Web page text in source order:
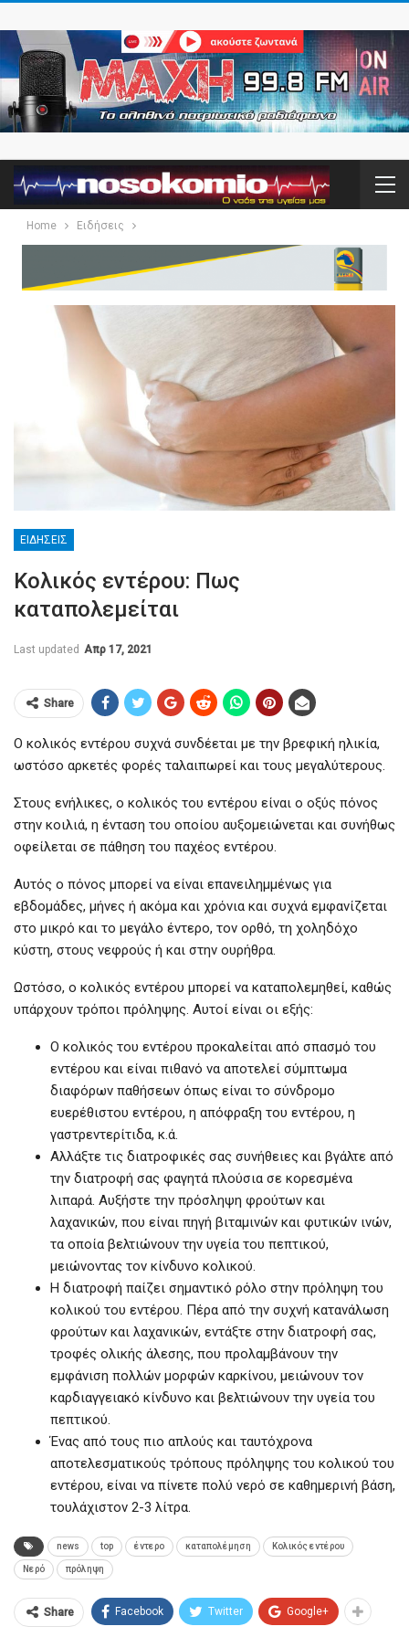
Home Ειδήσεις
ΕΙΔΉΣΕΙΣ
Κολικός εντέρου: Πως
καταπολεμείται
Last updated Απρ 17, 2021
Share
Ο κολικός εντέρου συχνά συνδέεται με την βρεφική ηλικία,
ωστόσο αρκετές φορές ταλαιπωρεί και τους μεγαλύτερους.
Στους ενήλικες, ο κολικός του εντέρου είναι ο οξύς πόνος
στην κοιλιά, η ένταση του οποίου αυξομειώνεται και συνήθως
οφείλεται σε πάθηση του παχέος εντέρου.
Αυτός ο πόνος μπορεί να είναι επανειλημμένως για
εβδομάδες, μήνες ή ακόμα και χρόνια και συχνά εμφανίζεται
στο μικρό και το μεγάλο έντερο, τον ορθό, τη χοληδόχο
κύστη, στους νεφρούς ή και στην ουρήθρα.
Ωστόσο, ο κολικός εντέρου μπορεί να καταπολεμηθεί, καθώς
υπάρχουν τρόποι πρόληψης. Αυτοί είναι οι εξής:
Ο κολικός του εντέρου προκαλείται από σπασμό του
εντέρου και είναι πιθανό να αποτελεί σύμπτωμα
διαφόρων παθήσεων όπως είναι το σύνδρομο
ευερέθιστου εντέρου, η απόφραξη του εντέρου, η
γαστρεντερίτιδα, κ.ά.
Αλλάξτε τις διατροφικές σας συνήθειες και βγάλτε από
την διατροφή σας φαγητά πλούσια σε κορεσμένα
λιπαρά. Αυξήστε την πρόσληψη φρούτων και
λαχανικών, που είναι πηγή βιταμινών και φυτικών ινών,
τα οποία βελτιώνουν την υγεία του πεπτικού,
μειώνοντας τον κίνδυνο κολικού.
Η διατροφή παίζει σημαντικό ρόλο στην πρόληψη του
κολικού του εντέρου. Πέρα από την συχνή κατανάλωση
φρούτων και λαχανικών, εντάξτε στην διατροφή σας,
τροφές ολικής άλεσης, που προλαμβάνουν την
εμφάνιση πολλών μορφών καρκίνου, μειώνουν τον
καρδιαγγειακό κίνδυνο και βελτιώνουν την υγεία του
πεπτικού.
Ένας από τους πιο απλούς και ταυτόχρονα
αποτελεσματικούς τρόπους πρόληψης του κολικού του
εντέρου, είναι να πίνετε πολύ νερό σε καθημερινή βάση,
τουλάχιστον 2-3 λίτρα.
news top έντερο καταπολέμηση Κολικός εντέρου
Νερό πρόληψη
Share Facebook Twitter Google+